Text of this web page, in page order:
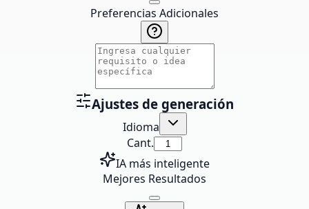
Preferencias Adicionales
Ajustes de generación
Idioma
Cant.
IA más inteligente
Mejores Resultados